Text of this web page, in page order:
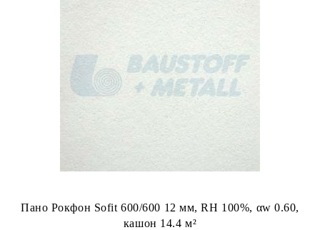
Пано Рокфон Sofit 600/600 12 мм, RH 100%, αw 0.60,
кашон 14.4 м²